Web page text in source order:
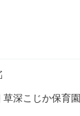
深こじか保育園